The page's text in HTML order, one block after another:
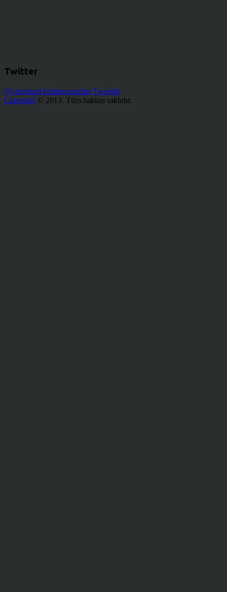
Twitter
@cinerituel kullanıcısından Tweetler
Cineritüel © 2013. Tüm hakları saklıdır.